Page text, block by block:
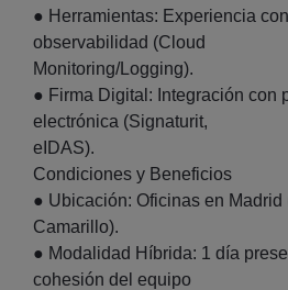
● Herramientas: Experiencia
observabilidad (Cloud
Monitoring/Logging).
● Firma Digital: Integración con
electrónica (Signaturit,
eIDAS).
Condiciones y Beneficios
● Ubicación: Oficinas en Madrid
Camarillo).
● Modalidad Híbrida: 1 día
cohesión del equipo